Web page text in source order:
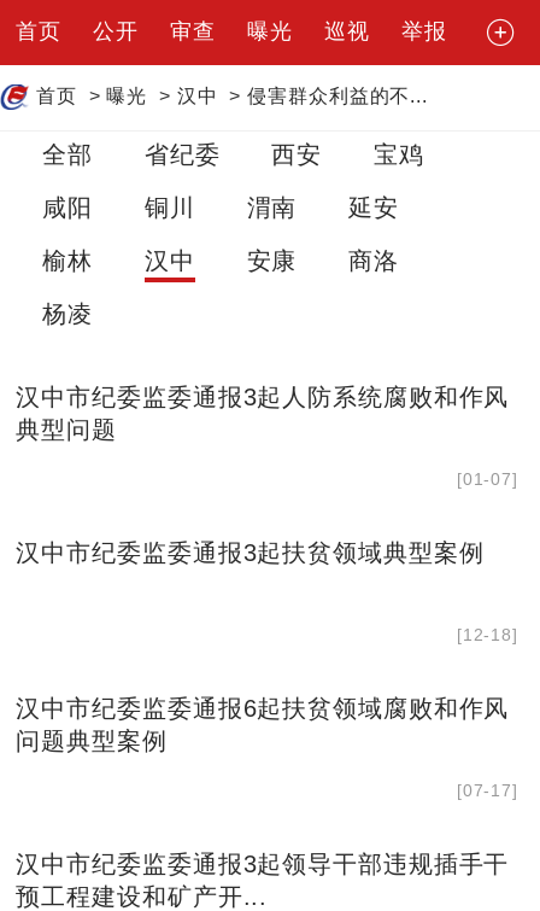
首页 公开 审查 曝光 巡视 举报
首页 >曝光 > 汉中 >侵害群众利益的不...
全部 省纪委 西安 宝鸡
咸阳 铜川 渭南 延安
榆林 汉中 安康 商洛
杨凌
汉中市纪委监委通报3起人防系统腐败和作风
典型问题
[01-07]
汉中市纪委监委通报3起扶贫领域典型案例
[12-18]
汉中市纪委监委通报6起扶贫领域腐败和作风
问题典型案例
[07-17]
汉中市纪委监委通报3起领导干部违规插手干
预工程建设和矿产开...